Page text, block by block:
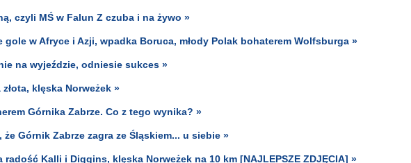
czyli MŚ w Falun Z czuba i na żywo »
gole w Afryce i Azji, wpadka Boruca, młody Polak bohaterem Wolfsburga »
na wyjeździe, odniesie sukces »
klęska Norweżek »
Górnika Zabrze. Co z tego wynika? »
Górnik Zabrze zagra ze Śląskiem... u siebie »
radość Kalli i Diggins, klęska Norweżek na 10 km [NAJLEPSZE ZDJĘCIA] »